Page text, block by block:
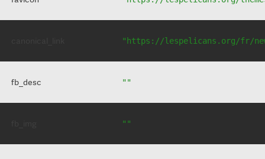
"https://lespelicans.org/fr/
fb_desc ""
""